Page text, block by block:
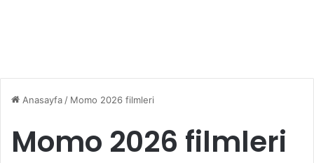
Anasayfa/ Momo 2026 filmleri
Momo 2026 filmleri